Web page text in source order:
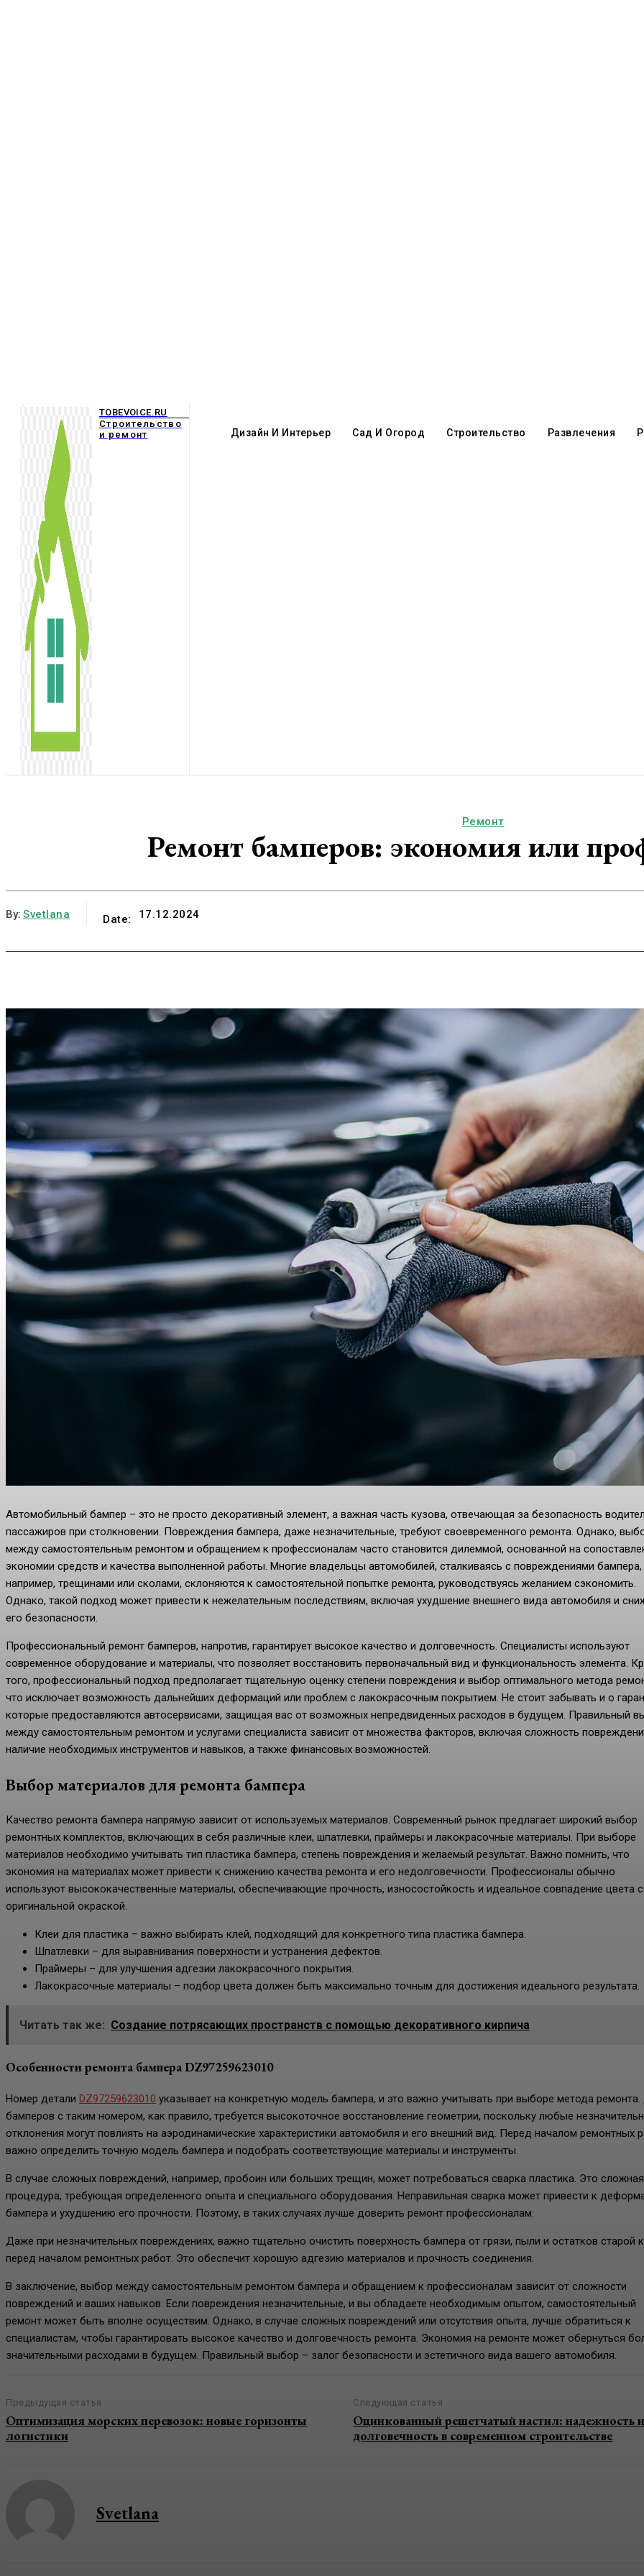
TOBEVOICE.RU
Строительство
и ремонт
Дизайн И Интерьер Сад И Огород Строительство Развлечения
Ремонт
Ремонт бамперов: экономия или
By: Svetlana Date: 17.12.2024
Автомобильный бампер – это не просто декоративный элемент, а важная часть кузова, отвечающая за безопасность
пассажиров при столкновении. Повреждения бампера, даже незначительные, требуют своевременного ремонта. Однако,
между самостоятельным ремонтом и обращением к профессионалам часто становится дилеммой, основанной на
экономии средств и качества выполненной работы. Многие владельцы автомобилей, сталкиваясь с повреждениями бампера,
например, трещинами или сколами, склоняются к самостоятельной попытке ремонта, руководствуясь желанием сэкономить.
Однако, такой подход может привести к нежелательным последствиям, включая ухудшение внешнего вида автомобиля и
его безопасности.
Профессиональный ремонт бамперов, напротив, гарантирует высокое качество и долговечность. Специалисты используют
современное оборудование и материалы, что позволяет восстановить первоначальный вид и функциональность элемента.
того, профессиональный подход предполагает тщательную оценку степени повреждения и выбор оптимального метода
что исключает возможность дальнейших деформаций или проблем с лакокрасочным покрытием. Не стоит забывать и о
которые предоставляются автосервисами, защищая вас от возможных непредвиденных расходов в будущем. Правильный
между самостоятельным ремонтом и услугами специалиста зависит от множества факторов, включая сложность
наличие необходимых инструментов и навыков, а также финансовых возможностей.
Выбор материалов для ремонта бампера
Качество ремонта бампера напрямую зависит от используемых материалов. Современный рынок предлагает широкий выбор
ремонтных комплектов, включающих в себя различные клеи, шпатлевки, праймеры и лакокрасочные материалы. При выборе
материалов необходимо учитывать тип пластика бампера, степень повреждения и желаемый результат. Важно помнить, что
экономия на материалах может привести к снижению качества ремонта и его недолговечности. Профессионалы обычно
используют высококачественные материалы, обеспечивающие прочность, износостойкость и идеальное совпадение цвета с
оригинальной окраской.
Клеи для пластика – важно выбирать клей, подходящий для конкретного типа пластика бампера.
Шпатлевки – для выравнивания поверхности и устранения дефектов.
Праймеры – для улучшения адгезии лакокрасочного покрытия.
Лакокрасочные материалы – подбор цвета должен быть максимально точным для достижения идеального результата.
Читать так же: Создание потрясающих пространств с помощью декоративного кирпича
Особенности ремонта бампера DZ97259623010
Номер детали DZ97259623010 указывает на конкретную модель бампера, и это важно учитывать при выборе метода
бамперов с таким номером, как правило, требуется высокоточное восстановление геометрии, поскольку любые
отклонения могут повлиять на аэродинамические характеристики автомобиля и его внешний вид. Перед началом ремонтных
важно определить точную модель бампера и подобрать соответствующие материалы и инструменты.
В случае сложных повреждений, например, пробоин или больших трещин, может потребоваться сварка пластика. Это сложная
процедура, требующая определенного опыта и специального оборудования. Неправильная сварка может привести к
бампера и ухудшению его прочности. Поэтому, в таких случаях лучше доверить ремонт профессионалам.
Даже при незначительных повреждениях, важно тщательно очистить поверхность бампера от грязи, пыли и остатков старой
перед началом ремонтных работ. Это обеспечит хорошую адгезию материалов и прочность соединения.
В заключение, выбор между самостоятельным ремонтом бампера и обращением к профессионалам зависит от сложности
повреждений и ваших навыков. Если повреждения незначительные, и вы обладаете необходимым опытом, самостоятельный
ремонт может быть вполне осуществим. Однако, в случае сложных повреждений или отсутствия опыта, лучше обратиться к
специалистам, чтобы гарантировать высокое качество и долговечность ремонта. Экономия на ремонте может обернуться
значительными расходами в будущем. Правильный выбор – залог безопасности и эстетичного вида вашего автомобиля.
Предыдущая статья
Оптимизация морских перевозок: новые горизонты
логистики
Следующая статья
Оцинкованный решетчатый настил: надежность и
долговечность в современном строительстве
Svetlana